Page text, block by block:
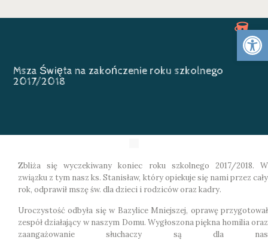
Msza Święta na zakończenie roku szkolnego
2017/2018
Zbliża się wyczekiwany koniec roku szkolnego 2017/2018. W
związku z tym nasz ks. Stanisław, który opiekuje się nami przez cały
rok, odprawił mszę św. dla dzieci i rodziców oraz kadry.
Uroczystość odbyła się w Bazylice Mniejszej, oprawę przygotował
zespół działający w naszym Domu. Wygłoszona piękna homilia oraz
zaangażowanie słuchaczy są dla nas